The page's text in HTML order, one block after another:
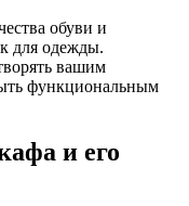
обуви и
для одежды.
вашим
функциональным
и его